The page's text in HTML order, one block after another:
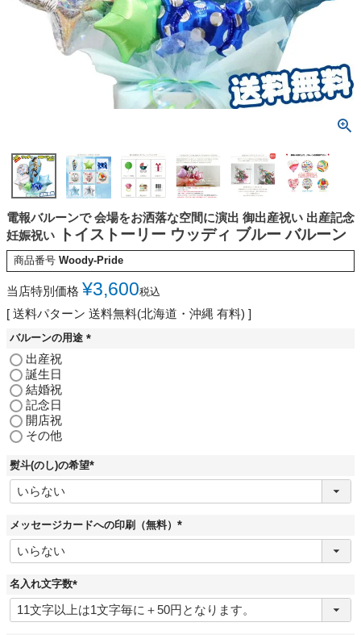
電報バルーンで 会場をお洒落な空間に演出 御出産祝い 出産記念
妊娠祝い
トイストーリー ウッディ ブルー バルーン
商品番号 Woody-Pride
当店特別価格 ¥3,600税込
送料パターン 送料無料(北海道・沖縄 有料)
バルーンの用途
出産祝
誕生日
結婚祝
記念日
開店祝
その他
熨斗(のし)の希望
(
須
メッセージカードへの印刷（無料）
(
須
名入れ文字数
(
必
須